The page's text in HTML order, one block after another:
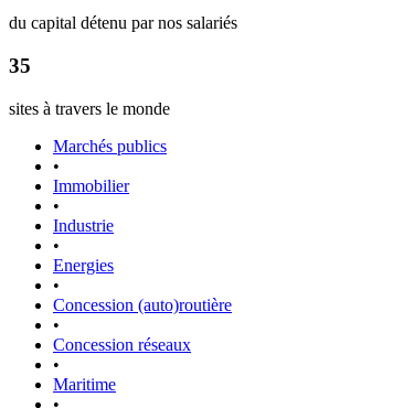
du capital détenu par nos salariés
35
sites à travers le monde
Marchés publics
•
Immobilier
•
Industrie
•
Energies
•
Concession (auto)routière
•
Concession réseaux
•
Maritime
•